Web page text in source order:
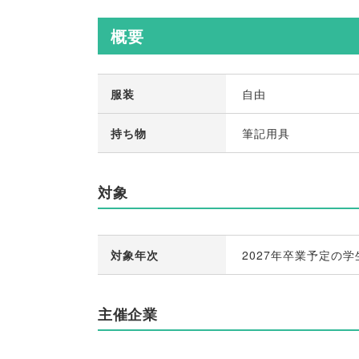
概要
服装 自由
持ち物 筆記用具
対象
対象年次 2027年卒業予定の学
主催企業